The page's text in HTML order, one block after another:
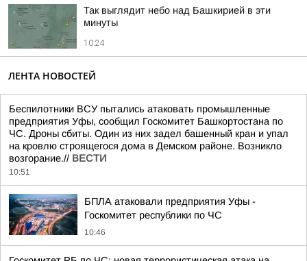
Так выглядит небо над Башкирией в эти
минуты
10:24
ЛЕНТА НОВОСТЕЙ
Беспилотники ВСУ пытались атаковать промышленные
предприятия Уфы, сообщил Госкомитет Башкортостана по
ЧС. Дроны сбиты. Один из них задел башенный кран и упал
на кровлю строящегося дома в Демском районе. Возникло
возгорание.// ВЕСТИ
10:51
БПЛА атаковали предприятия Уфы -
Госкомитет республики по ЧС
10:46